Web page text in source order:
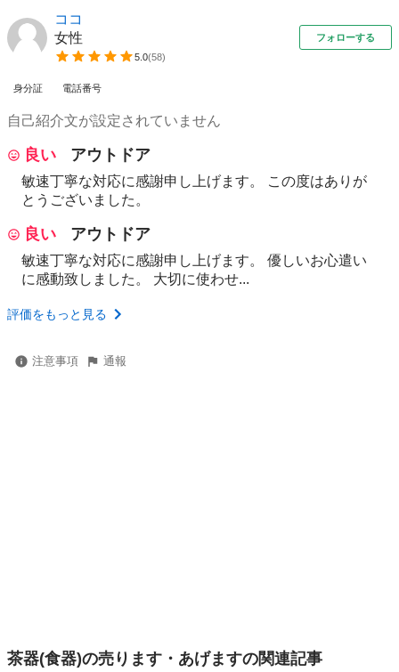
ココ
女性
5.0(58)
フォローする
身分証 電話番号
自己紹介文が設定されていません
良い アウトドア
敏速丁寧な対応に感謝申し上げます。 この度はありが
とうございました。
良い アウトドア
敏速丁寧な対応に感謝申し上げます。 優しいお心遣い
に感動致しました。 大切に使わせ...
評価をもっと見る
注意事項 通報
茶器(食器)の売ります・あげますの関連記事